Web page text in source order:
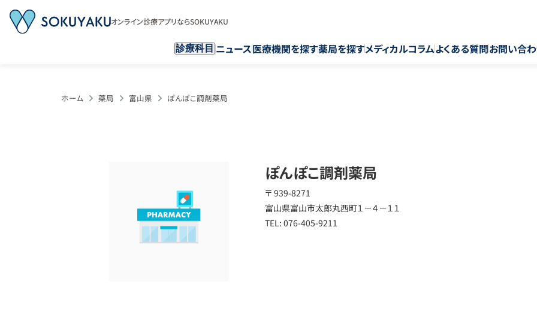
オンライン診療アプリならSOKUYAKU
診療科目 ニュース医療機関を探す薬局を探すメディカルコラムよくある質問お問い合
ホーム 薬局 富山県 ぽんぽこ調剤薬局
ぽんぽこ調剤薬局
〒 939-8271
富山県富山市太郎丸西町１－４－１１
TEL: 076-405-9211